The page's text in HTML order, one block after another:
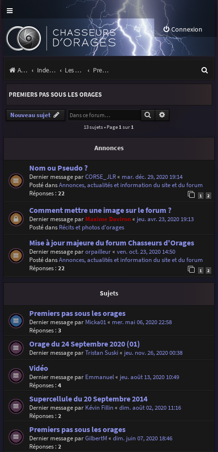
Connexion
Accueil Index du forum Les orages Premiers pas sous les orages
e
r
PREMIERS PAS SOUS LES ORAGES
Nouveau sujet Rechercher
13 sujets • Page 1 sur 1
Annonces
Nom ou Pseudo ?
Dernier message parCORSE_JLR« mar. déc. 29, 2020 19:14
Posté dansAnnonces, actualités et information du site et du forum
Réponses :22 1 2
Comment mettre une image sur le forum ?
Dernier message par Maxime Daviron« jeu. avr. 23, 2020 19:13
Posté dans Récits et photos d'orages
Mise à jour majeure du forum Chasseurs d'Orages
Dernier message parorpailleur« ven. oct. 23, 2020 14:50
Posté dansAnnonces, actualités et information du site et du forum
Réponses :22 1 2
Sujets
Premiers pas sous les orages
Dernier message par Micka01« mer. mai 06, 2020 22:58
Réponses :3
Orage du 24 Septembre 2020 (01)
Dernier message parTristan Suski« jeu. nov. 26, 2020 00:38
Vidéo
Dernier message par Emmanuel« jeu. août 13, 2020 10:49
Réponses :4
Supercellule du 20 Septembre 2014
Dernier message par Kévin Fillin« dim. août 02, 2020 11:16
Réponses :2
Premiers pas sous les orages
Dernier message parGilbertM« dim. juin 07, 2020 18:46
Réponses :2